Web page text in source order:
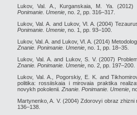
Lukov, Val. A., Kurganskaia, M. Ya. (2012)
Ponimanie. Umenie , no. 2, pp. 316–317.
Lukov, Val. A. and Lukov, Vl. A. (2004)
Ponimanie. Umenie , no. 1, pp. 93–100.
Lukov, Val. A. and Lukov, Vl. A. (2014)
Znanie. Ponimanie. Umenie , no. 1, pp. 18–35.
Lukov, Val. A. and Lukov, S. V. (2007)
Znanie. Ponimanie. Umenie , no. 2, pp. 197–200.
Lukov, Val. A., Pogorskiy, E. K. and
politika: rossiiskaia i mirovaia praktika
novykh pokolenii . Znanie. Ponimanie. Umenie ,
Martynenko, A. V. (2004) Zdorovyi obraz zhizni
136–138.